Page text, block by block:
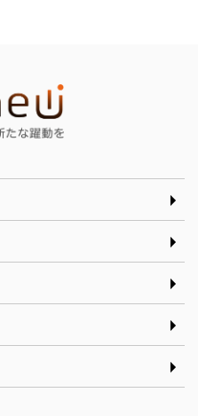
顧客の「なぜ」をテクノロ
ジーで可視化する｜
curioph株式会社玉木穣太
｜nancle 小林俊貴さん